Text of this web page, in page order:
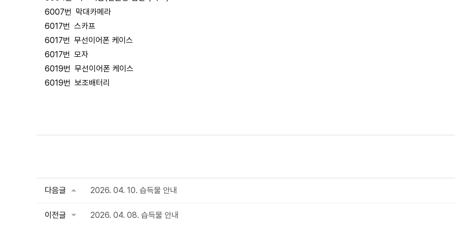
6007번 막대카메라
6017번 스카프
6017번 무선이어폰 케이스
6017번 모자
6019번 무선이어폰 케이스
6019번 보조배터리
다음글 2026. 04. 10. 습득물 안내
이전글 2026. 04. 08. 습득물 안내